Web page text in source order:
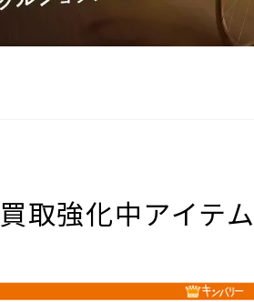
買取強化中アイテム